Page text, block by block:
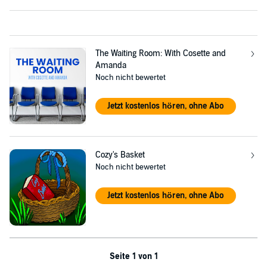
The Waiting Room: With Cosette and
Amanda
Noch nicht bewertet
Jetzt kostenlos hören, ohne Abo
Cozy's Basket
Noch nicht bewertet
Jetzt kostenlos hören, ohne Abo
Seite 1 von 1